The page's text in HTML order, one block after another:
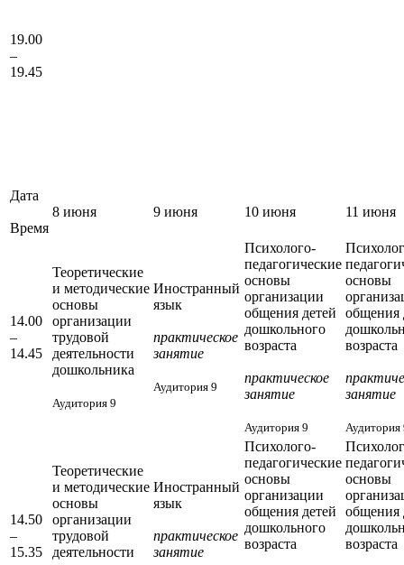
19.00
–
19.45
Дата
Время
8 июня 9 июня 10 июня 11 июня
14.00
–
14.45
Теоретические
и методические
основы
организации
трудовой
деятельности
дошкольника
Аудитория 9
Иностранный
язык
практическое
занятие
Аудитория 9
Психолого-
педагогические
основы
организации
общения детей
дошкольного
возраста
практическое
занятие
Аудитория 9
основы
общения
возраста
занятие
Аудитория
14.50
–
15.35
Теоретические
и методические
основы
организации
трудовой
деятельности
Иностранный
язык
практическое
занятие
Психолого-
педагогические
основы
организации
общения детей
дошкольного
возраста
основы
общения
возраста